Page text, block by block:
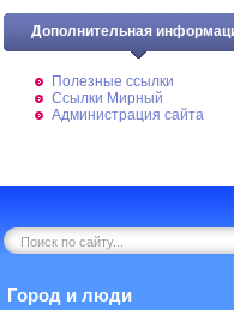
Дополнительная
Полезные ссылки
Ссылки Мирный
Администрация сайта
Город и люди